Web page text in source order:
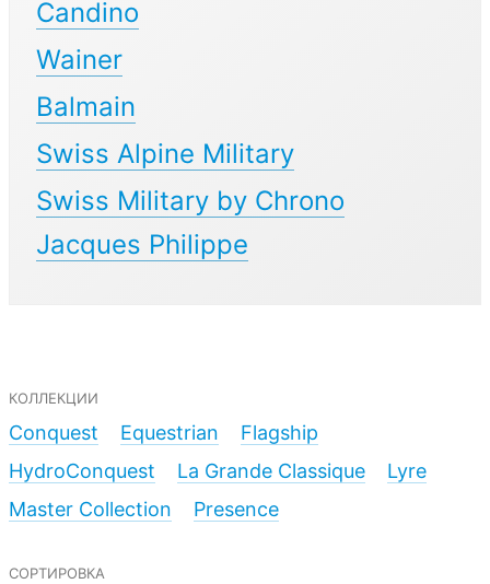
Candino
Wainer
Balmain
Swiss Alpine Military
Swiss Military by Chrono
Jacques Philippe
коллекции
Conquest
Equestrian
Flagship
HydroConquest
La Grande Classique
Lyre
Master Collection
Presence
сортировка